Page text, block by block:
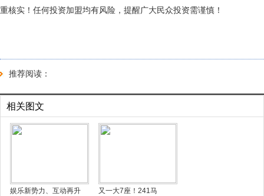
重核实！任何投资加盟均有风险，提醒广大民众投资需谨慎！
推荐阅读：
相关图文
娱乐新势力、互动再升 又一大7座！241马